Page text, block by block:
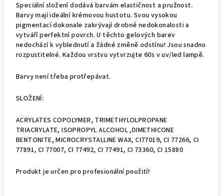
Speciální složení dodává barvám elastičnost a pružnost.
Barvy mají ideální krémovou hustotu. Svou vysokou
pigmentací dokonale zakrývají drobné nedokonalosti a
vytváří perfektní povrch. U těchto gelových barev
nedochází k vyblednutí a žádné změně odstínu! Jsou snadno
rozpustitelné. Každou vrstvu vytvrzujte 60s v uv/led lampě.
Barvy není třeba protřepávat.
SLOŽENÍ:
ACRYLATES COPOLYMER, TRIMETHYLOLPROPANE
TRIACRYLATE, ISOPROPYL ALCOHOL ,DIMETHICONE
BENTONITE, MICROCRYSTALLINE WAX, CI77019, CI 77266, CI
77891, CI 77007, CI 77492, CI 77491, CI 73360, CI 15880
Produkt je určen pro profesionální použití!